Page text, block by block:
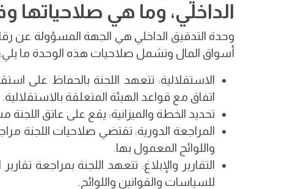
الداخلي، وما هي صلاحياتها
وحدة التدقيق الداخلي هي الجهة المسؤولة عن
أسواق المال وتشمل صلاحيات هذه الوحدة ما يلي:
الاستقلالية: تتعهد اللجنة بالحفاظ على
اتفاق مع قواعد الهيئة المتعلقة بالاستقلالية.
تحديد الخطة والميزانية: يقع على عاتق
المراجعة الدورية: تقتضي صلاحيات اللجنة
واللوائح المعمول بها.
التقارير والإبلاغ: تتعهد اللجنة بمراجعة
للسياسات والقوانين واللوائح.